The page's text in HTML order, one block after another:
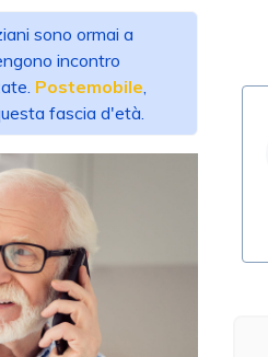
sono ormai a
incontro
Postemobile,
fascia d'età.